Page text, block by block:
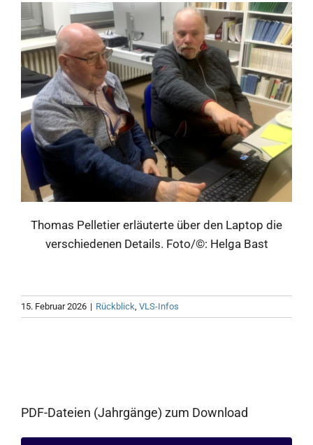
Thomas Pelletier erläuterte über den Laptop die
verschiedenen Details. Foto/©: Helga Bast
15. Februar 2026 | Rückblick, VLS-Infos
PDF-Dateien (Jahrgänge) zum Download